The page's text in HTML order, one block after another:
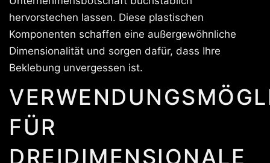
hervorstechen lassen. Diese plastischen
Komponenten schaffen eine außergewöhnliche
Dimensionalität und sorgen dafür, dass Ihre
Beklebung unvergessen ist.
FÜR
DREIDIMENSIONALE